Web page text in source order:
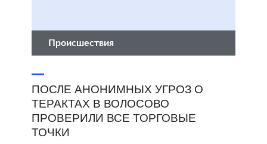
Происшествия
ПОСЛЕ АНОНИМНЫХ УГРОЗ О
ТЕРАКТАХ В ВОЛОСОВО
ПРОВЕРИЛИ ВСЕ ТОРГОВЫЕ
ТОЧКИ